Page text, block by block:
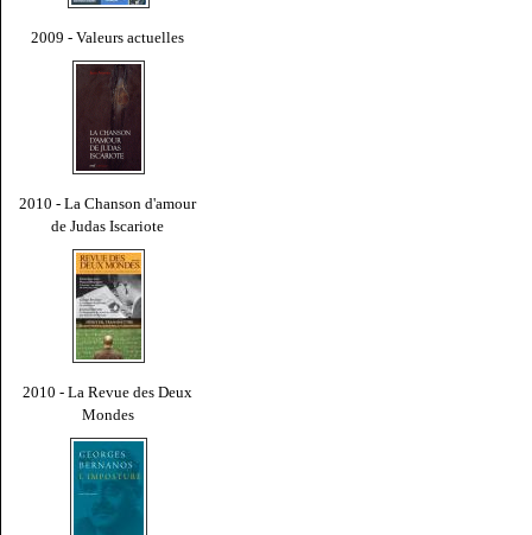
2009 - Valeurs actuelles
2010 - La Chanson d'amour
de Judas Iscariote
2010 - La Revue des Deux
Mondes